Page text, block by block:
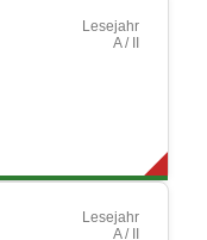
Lesejahr
A / II
Lesejahr
A / II